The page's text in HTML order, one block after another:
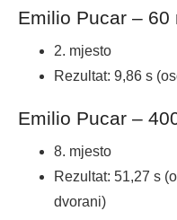
Emilio Pucar – 60
2. mjesto
Rezultat: 9,86 s
Emilio Pucar –
8. mjesto
Rezultat: 51,27 s
dvorani)